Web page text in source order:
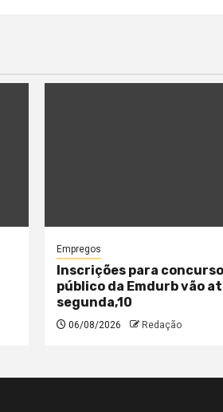
Empregos
Inscrições para concurso
público da Emdurb vão
segunda,10
06/08/2026 Redação